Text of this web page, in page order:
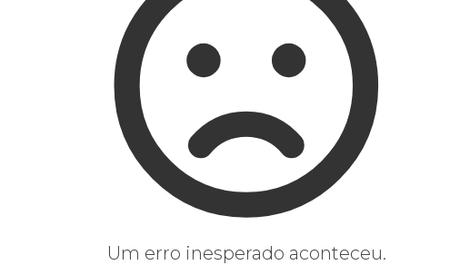
Um erro inesperado aconteceu.